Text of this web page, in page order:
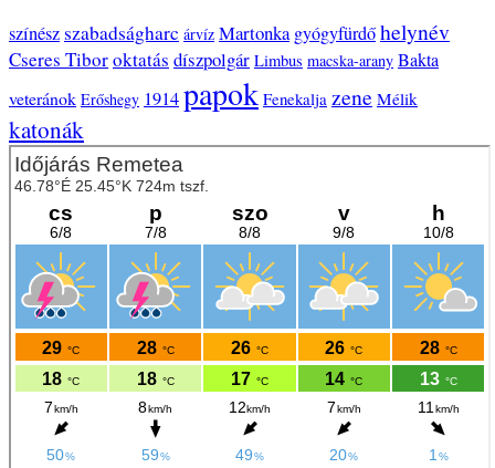
színészszabadságharc árvíz Martonka gyógyfürdőhelynév
Cseres Tiboroktatás díszpolgár Limbus macska-arany Bakta
veteránok Erőshegy 1914papok Fenekalja zene Mélik
katonák